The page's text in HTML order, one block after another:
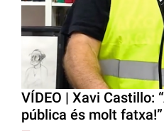
VÍDEO | Xavi Castillo:
pública és molt fatxa!”